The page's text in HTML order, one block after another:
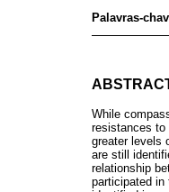
Palavras-
While
resistances to
greater levels
are still
relationship
participated in